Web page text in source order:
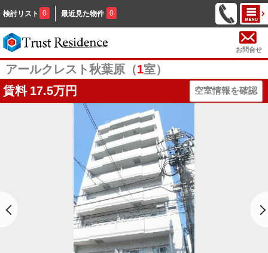
検討リスト 0 最近見た物件 0
お問合せ
アールクレスト秋葉原（1室）
賃料 17.5万円 空室情報を確認